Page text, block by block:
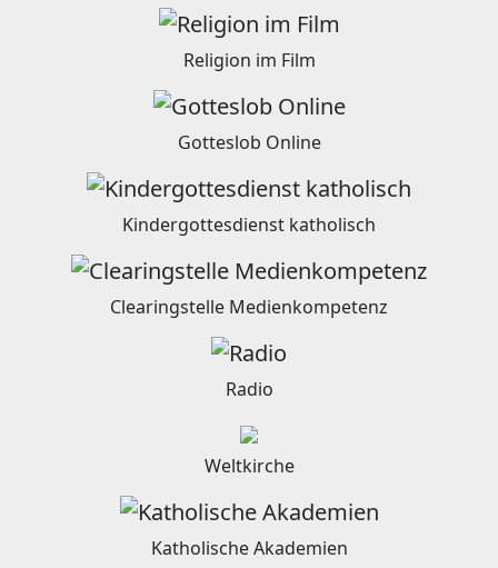
Religion im Film
Gotteslob Online
Kindergottesdienst katholisch
Clearingstelle Medienkompetenz
Radio
Weltkirche
Katholische Akademien